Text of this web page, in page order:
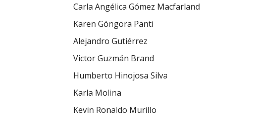
Carla Angélica Gómez Macfarland
Karen Góngora Panti
Alejandro Gutiérrez
Victor Guzmán Brand
Humberto Hinojosa Silva
Karla Molina
Kevin Ronaldo Murillo